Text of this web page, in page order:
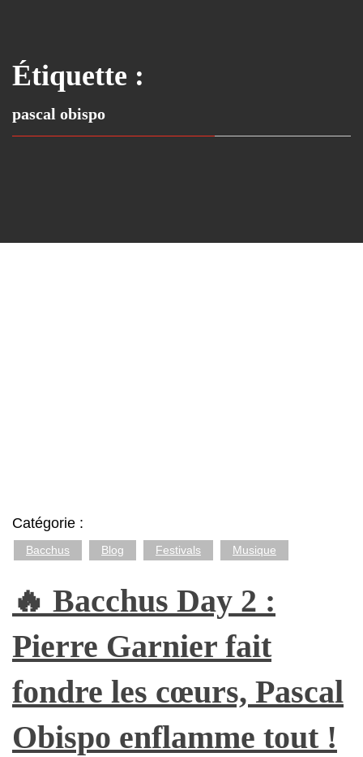
Étiquette :
pascal obispo
Catégorie :
Bacchus Blog Festivals Musique
🔥 Bacchus Day 2 :
Pierre Garnier fait
fondre les cœurs, Pascal
Obispo enflamme tout !